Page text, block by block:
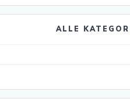
ALLE